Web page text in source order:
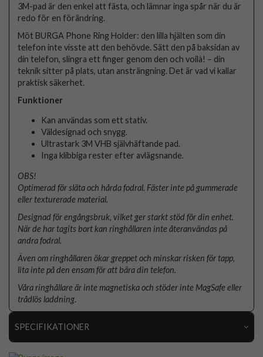
3M-pad är den enkel att fästa, och lämnar inga spår när du är
redo för en förändring.
Möt BURGA Phone Ring Holder: den lilla hjälten som din
telefon inte visste att den behövde. Sätt den på baksidan av
din telefon, slingra ett finger genom den och voilà! – din
teknik sitter på plats, utan ansträngning. Det är vad vi kallar
praktisk säkerhet.
Funktioner
Kan användas som ett stativ.
Väldesignad och snygg.
Ultrastark 3M VHB självhäftande pad.
Inga klibbiga rester efter avlägsnande.
OBS!
Optimerad för släta och hårda fodral. Fäster inte på gummerade
eller texturerade material.
Designad för engångsbruk, vilket ger starkt stöd för din enhet.
När de har tagits bort kan ringhållaren inte återanvändas på
andra fodral.
Även om ringhållaren ökar greppet och minskar risken för tapp,
lita inte på den ensam för att bära din telefon.
Våra ringhållare är inte magnetiska och stöder inte MagSafe eller
trådlös laddning.
SPECIFIKATIONER